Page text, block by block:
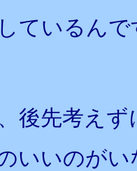
ているんで
後先考え
いいのが